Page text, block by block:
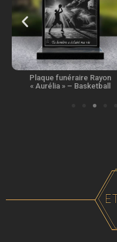
Plaque funéraire Arbre à
Papillons « Ovatio » – Chasse